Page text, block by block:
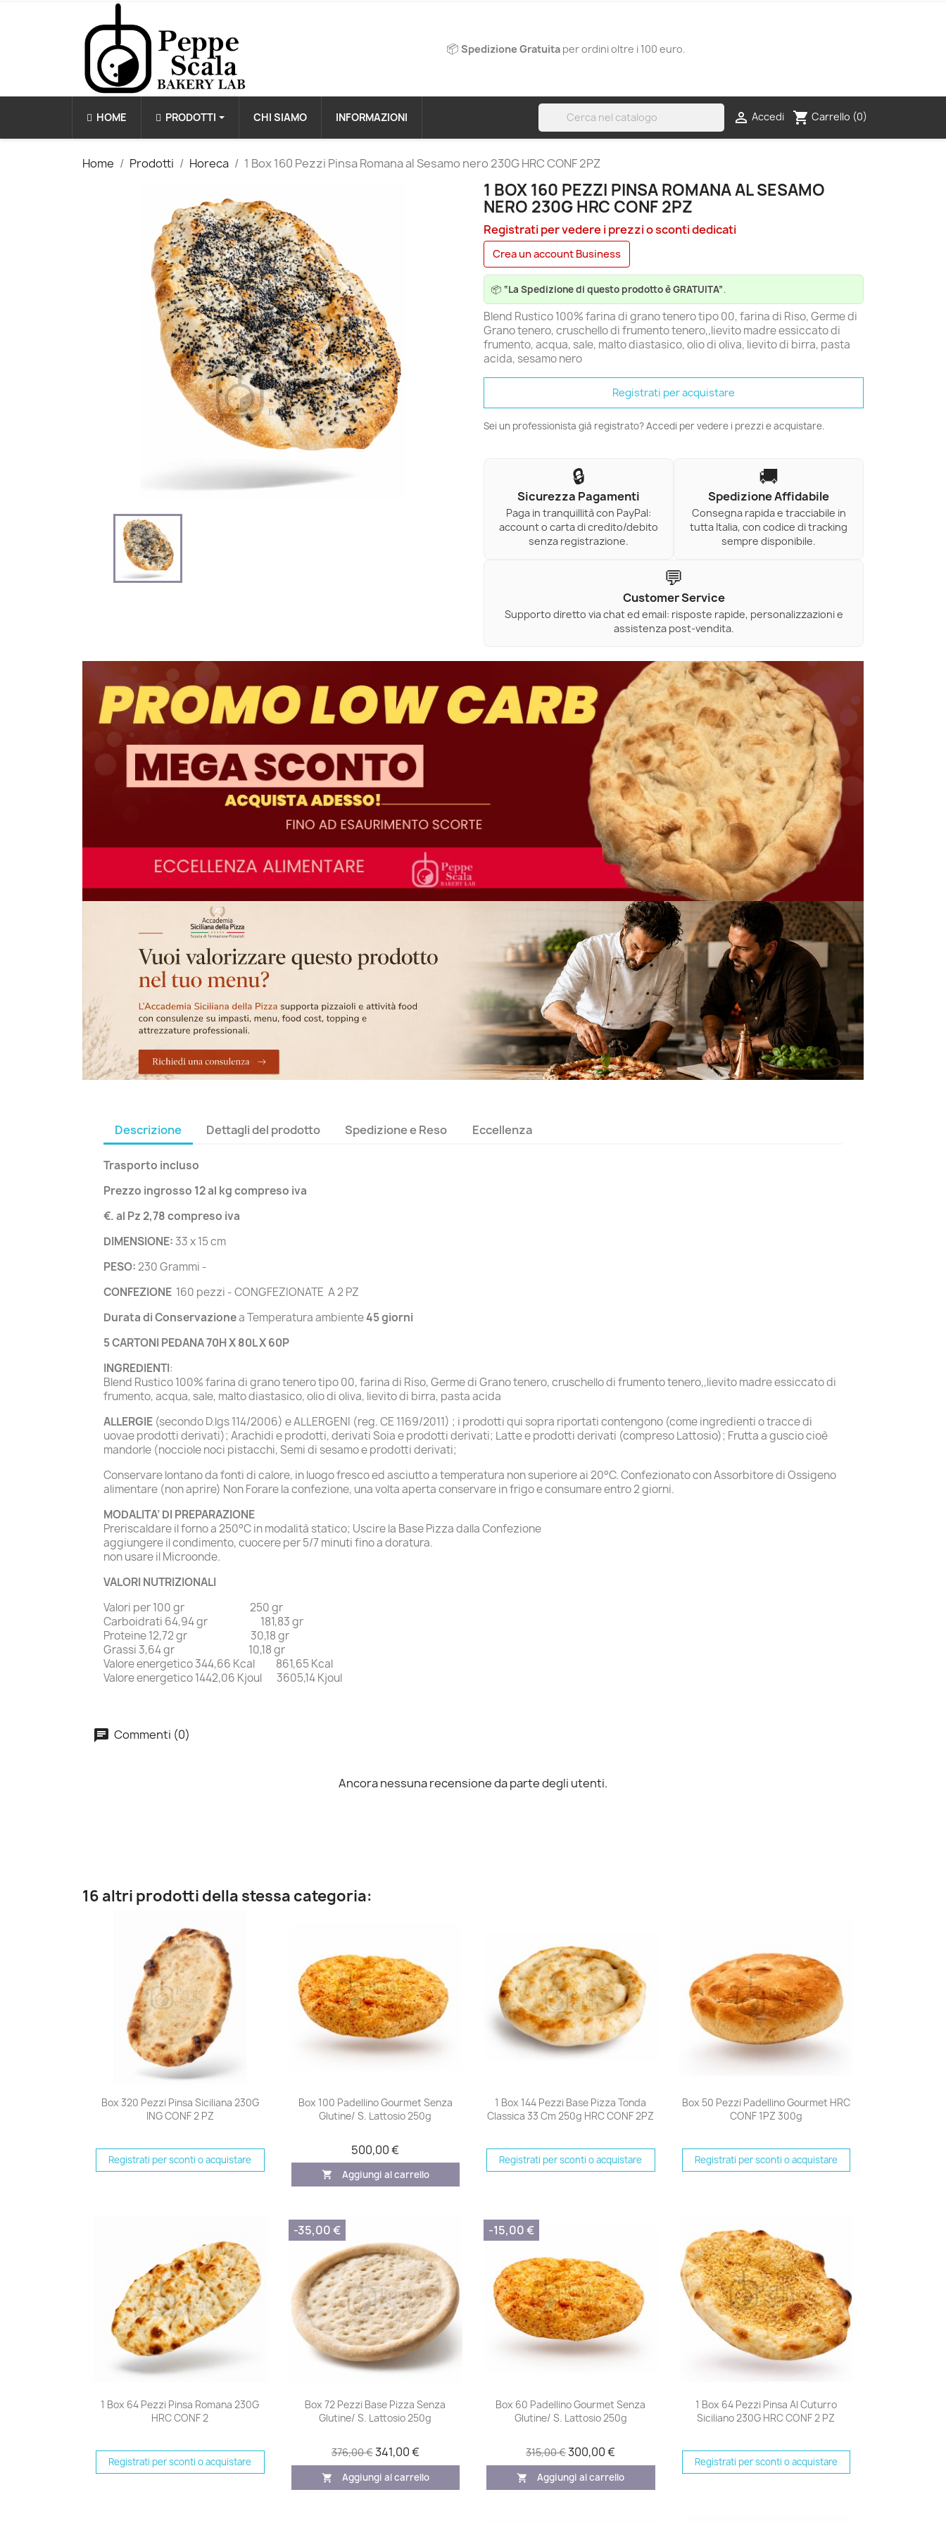
📦Spedizione Gratuita per ordini oltre i 100 euro.
HOME PRODOTTI CHI SIAMO INFORMAZIONI  Accedi shopping_cart Carrello (0)
Home Prodotti Horeca 1 Box 160 Pezzi Pinsa Romana al Sesamo nero 230G HRC CONF 2PZ
1 BOX 160 PEZZI PINSA ROMANA AL SESAMO
NERO 230G HRC CONF 2PZ
Registrati per vedere i prezzi o sconti dedicati
Crea un account Business
📦 “La Spedizione di questo prodotto è GRATUITA”.
Blend Rustico 100% farina di grano tenero tipo 00, farina di Riso, Germe di
Grano tenero, cruschello di frumento tenero,,lievito madre essiccato di
frumento, acqua, sale, malto diastasico, olio di oliva, lievito di birra, pasta
acida, sesamo nero
Registrati per acquistare
Sei un professionista già registrato? Accedi per vedere i prezzi e acquistare.
🔒
Sicurezza Pagamenti
Paga in tranquillità con PayPal:
account o carta di credito/debito
senza registrazione.
🚚
Spedizione Affidabile
Consegna rapida e tracciabile in
tutta Italia, con codice di tracking
sempre disponibile.
💬
Customer Service
Supporto diretto via chat ed email: risposte rapide, personalizzazioni e
assistenza post-vendita.
Descrizione Dettagli del prodotto Spedizione e Reso Eccellenza
Trasporto incluso
Prezzo ingrosso 12 al kg compreso iva
€. al Pz 2,78 compreso iva
DIMENSIONE:33 x 15 cm
PESO:230 Grammi -
CONFEZIONE 160 pezzi - CONGFEZIONATE A 2 PZ
Durata di Conservazionea Temperatura ambiente45 giorni
5 CARTONI PEDANA 70H X 80L X 60P
INGREDIENTI:
Blend Rustico 100% farina di grano tenero tipo 00, farina di Riso, Germe di Grano tenero, cruschello di frumento tenero,,lievito madre essiccato di
frumento, acqua, sale, malto diastasico, olio di oliva, lievito di birra, pasta acida
ALLERGIE (secondo D.lgs 114/2006) e ALLERGENI (reg. CE 1169/2011) ; i prodotti qui sopra riportati contengono (come ingredienti o tracce di
uovae prodotti derivati); Arachidi e prodotti, derivati Soia e prodotti derivati; Latte e prodotti derivati (compreso Lattosio); Frutta a guscio cioè
mandorle (nocciole noci pistacchi, Semi di sesamo e prodotti derivati;
Conservare lontano da fonti di calore, in luogo fresco ed asciutto a temperatura non superiore ai 20°C. Confezionato con Assorbitore di Ossigeno
alimentare (non aprire) Non Forare la confezione, una volta aperta conservare in frigo e consumare entro 2 giorni.
MODALITA’ DI PREPARAZIONE
Preriscaldare il forno a 250°C in modalità statico; Uscire la Base Pizza dalla Confezione
aggiungere il condimento, cuocere per 5/7 minuti fino a doratura.
non usare il Microonde.
VALORI NUTRIZIONALI
Valori per 100 gr 250 gr
Carboidrati 64,94 gr 181,83 gr
Proteine 12,72 gr 30,18 gr
Grassi 3,64 gr 10,18 gr
Valore energetico 344,66 Kcal 861,65 Kcal
Valore energetico 1442,06 Kjoul 3605,14 Kjoul
Commenti (0)
Ancora nessuna recensione da parte degli utenti.
16 altri prodotti della stessa categoria:
Anteprima
Box 320 Pezzi Pinsa Siciliana 230G
ING CONF 2 PZ
Registrati per sconti o acquistare
Anteprima
Box 100 Padellino Gourmet Senza
Glutine/ S. Lattosio 250g
500,00 €
shopping_cart Aggiungi al carrello
Anteprima
1 Box 144 Pezzi Base Pizza Tonda
Classica 33 Cm 250g HRC CONF 2PZ
Registrati per sconti o acquistare
Anteprima
Box 50 Pezzi Padellino Gourmet HRC
CONF 1PZ 300g
Registrati per sconti o acquistare
Anteprima
1 Box 64 Pezzi Pinsa Romana 230G
HRC CONF 2
Registrati per sconti o acquistare
Anteprima
Box 72 Pezzi Base Pizza Senza
Glutine/ S. Lattosio 250g
376,00 €341,00 €
shopping_cart Aggiungi al carrello
-35,00 €
Anteprima
Box 60 Padellino Gourmet Senza
Glutine/ S. Lattosio 250g
315,00 €300,00 €
shopping_cart Aggiungi al carrello
-15,00 €
Anteprima
1 Box 64 Pezzi Pinsa Al Cuturro
Siciliano 230G HRC CONF 2 PZ
Registrati per sconti o acquistare